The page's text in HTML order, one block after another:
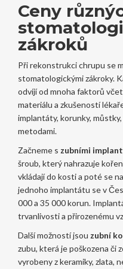
Ceny
zákroků
Při rekonstrukci chrupu se
stomatologickými zákroky.
odvíjí od mnoha faktorů
materiálu a zkušeností
implantáty, korunky,
metodami.
Začneme s zubními
šroub, který nahrazuje
vkládají do kosti a poté se
jednoho implantátu se v
000 a 35 000 korun.
trvanlivosti a přirozenému
Další možností jsou zubní
zubu, která je poškozena či
vyrobeny z keramiky, zlata,